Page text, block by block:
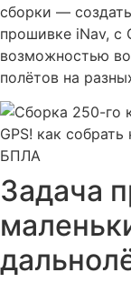
сборки —
прошивке iNav, с
возможностью
полётов на
Задача